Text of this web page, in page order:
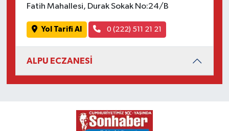
Fatih Mahallesi, Durak Sokak No:24/B
Yol Tarifi Al 0 (222) 511 21 21
ALPU ECZANESİ